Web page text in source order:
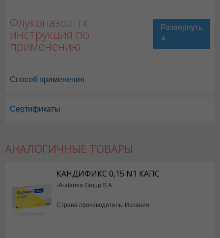
Флуконазол-тк
инструкция по
применению
Способ применения
Сертификаты
АНАЛОГИЧНЫЕ ТОВАРЫ
КАНДИФИКС 0,15 N1 КАПС
-Arafarma Group S.A.
Страна производитель: Испания